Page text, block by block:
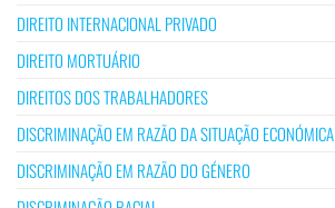
DIREITO INTERNACIONAL PRIVADO
DIREITO MORTUÁRIO
DIREITOS DOS TRABALHADORES
DISCRIMINAÇÃO EM RAZÃO DA SITUAÇÃO ECONÓMICA
DISCRIMINAÇÃO EM RAZÃO DO GÉNERO